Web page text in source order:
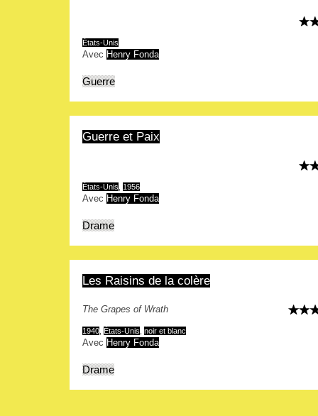
États-Unis
Avec Henry Fonda
Guerre
Guerre et Paix
États-Unis 1956
Avec Henry Fonda
Drame
Les Raisins de la colère
The Grapes of Wrath
1940 États-Unis noir et blanc
Avec Henry Fonda
Drame